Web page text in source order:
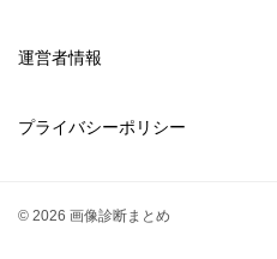
運営者情報
プライバシーポリシー
© 2026 画像診断まとめ